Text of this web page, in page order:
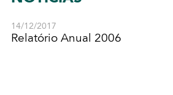
14/12/2017
Relatório Anual 2006